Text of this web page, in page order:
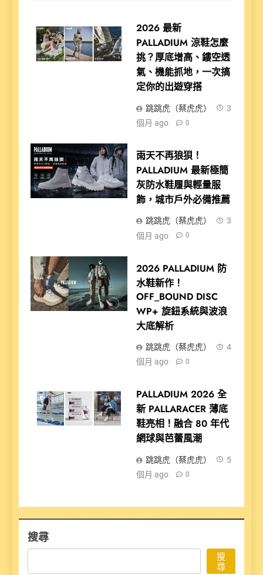
2026 最新
PALLADIUM 涼鞋怎麼
挑？厚底增高、鏤空透
氣、機能抓地，一次搞
定你的出遊穿搭
跳跳虎（蔡虎虎）
3
個月 ago
0
雨天不再狼狽！
PALLADIUM 最新極簡
灰防水鞋履與輕量服
飾，城市戶外必備推薦
跳跳虎（蔡虎虎）
3
個月 ago
0
2026 PALLADIUM 防
水鞋新作！
OFF_BOUND DISC
WP+ 旋鈕系統與波浪
大底解析
跳跳虎（蔡虎虎）
4
個月 ago
0
PALLADIUM 2026 全
新 PALLARACER 薄底
鞋亮相！融合 80 年代
網球與芭蕾風潮
跳跳虎（蔡虎虎）
5
個月 ago
0
搜尋
搜
尋